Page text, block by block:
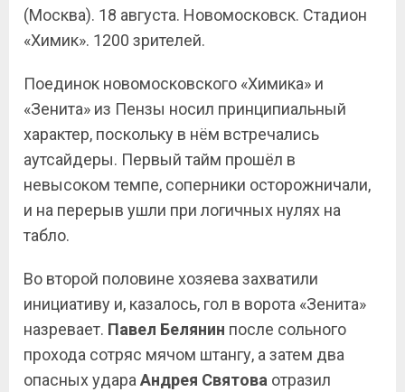
(Москва). 18 августа. Новомосковск. Стадион
«Химик». 1200 зрителей.
Поединок новомосковского «Химика» и
«Зенита» из Пензы носил принципиальный
характер, поскольку в нём встречались
аутсайдеры. Первый тайм прошёл в
невысоком темпе, соперники осторожничали,
и на перерыв ушли при логичных нулях на
табло.
Во второй половине хозяева захватили
инициативу и, казалось, гол в ворота «Зенита»
назревает. Павел Белянин после сольного
прохода сотряс мячом штангу, а затем два
опасных удара Андрея Святова отразил